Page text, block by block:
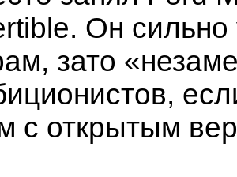
Он сильно
зато
с открытым